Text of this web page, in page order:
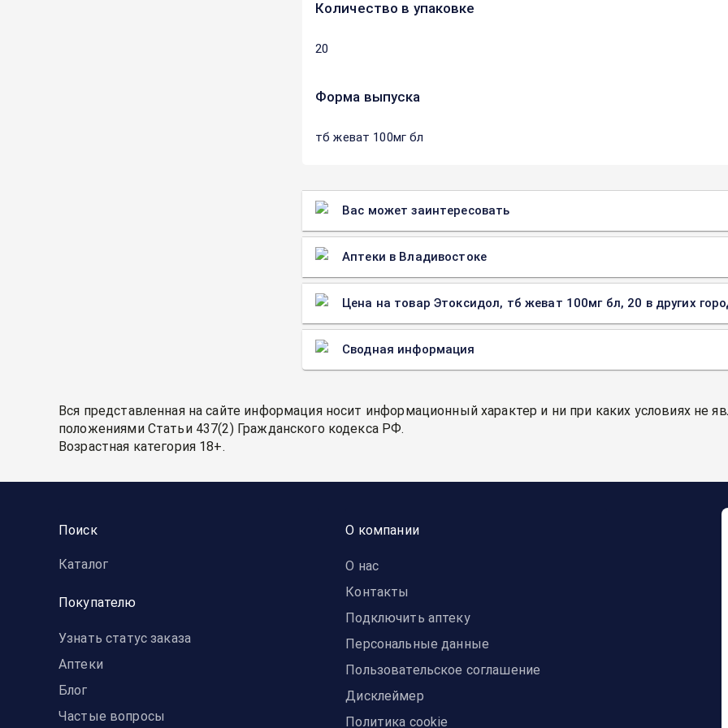
Количество в упаковке
20
Форма выпуска
тб жеват 100мг бл
Вас может заинтересовать
Аптеки в Владивостоке
Цена на товар Этоксидол, тб жеват 100мг бл, 20 в других
Сводная информация
Вся представленная на сайте информация носит информационный характер и ни при каких условиях не
положениями Статьи 437(2) Гражданского кодекса РФ.
Возрастная категория 18+.
Поиск
Каталог
Покупателю
Узнать статус заказа
Аптеки
Блог
Частые вопросы
О компании
О нас
Контакты
Подключить аптеку
Персональные данные
Пользовательское соглашение
Дисклеймер
Политика cookie